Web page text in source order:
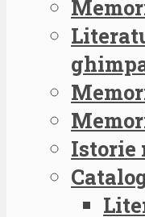
Istorie